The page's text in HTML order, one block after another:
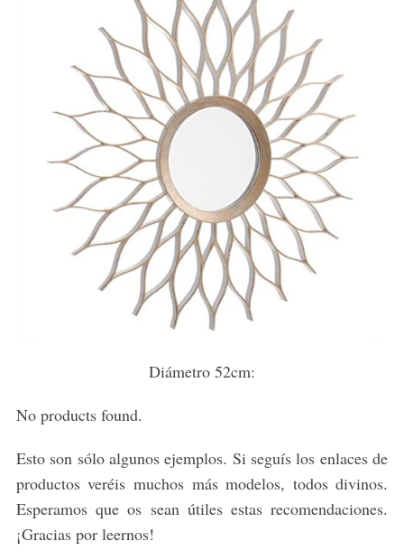
Diámetro 52cm:
No products found.
Esto son sólo algunos ejemplos. Si seguís los enlaces de
productos veréis muchos más modelos, todos divinos.
Esperamos que os sean útiles estas recomendaciones.
¡Gracias por leernos!